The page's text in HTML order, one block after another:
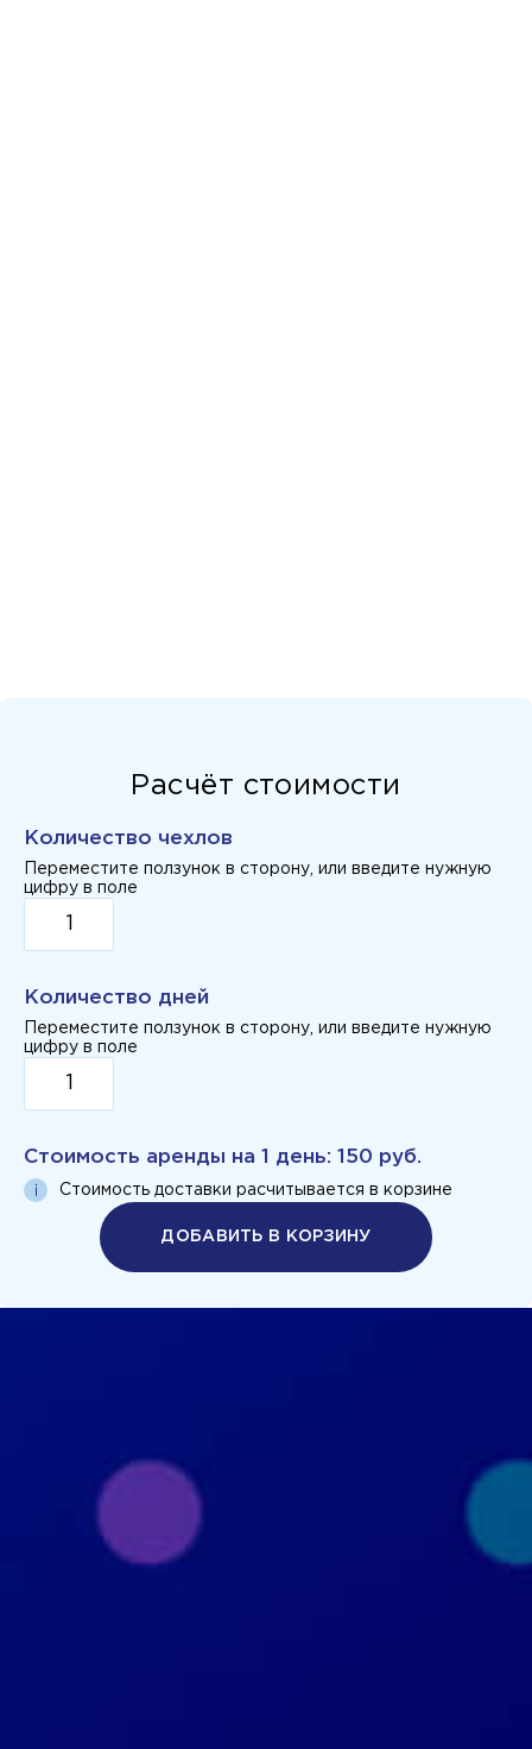
Расчёт стоимости
Количество чехлов
Переместите ползунок в сторону, или введите нужную
цифру в поле
Количество дней
Переместите ползунок в сторону, или введите нужную
цифру в поле
Стоимость аренды на 1 день: 150 руб.
Стоимость доставки расчитывается в корзине
ДОБАВИТЬ В КОРЗИНУ
Политика конфиденциальности
+7 926 690 3130